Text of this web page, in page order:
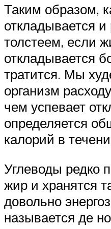
Таким образом,
откладывается
толстеем, если
откладывается
тратится. Мы
организм
чем успевает
определяется
калорий в
Углеводы редко
жир и хранятся
довольно
называется де